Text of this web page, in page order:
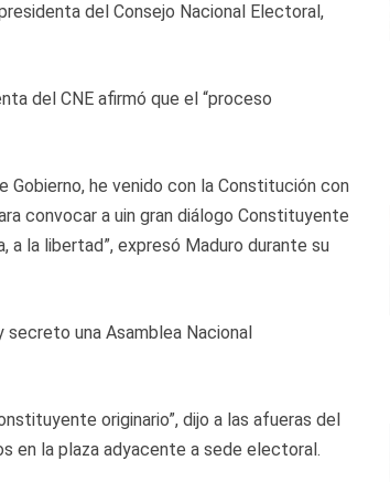
del Consejo Nacional Electoral,
del CNE afirmó que el “proceso
Gobierno, he venido con la Constitución con
convocar a uin gran diálogo Constituyente
a la libertad”, expresó Maduro durante su
una Asamblea Nacional
originario”, dijo a las afueras del
en la plaza adyacente a sede electoral.